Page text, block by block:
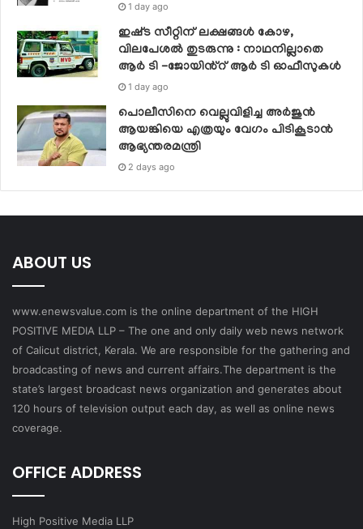
1 day ago
ഇഷ്‌ട സീറ്റിന് ലക്ഷങ്ങൾ കോഴ,
വിലപേശൽ തുടരുന്നു : നാഥനില്ലാതെ
ആർ ടി -ജോയിൻ്റ് ആർ ടി ഓഫീസുകൾ
1 day ago
പൊലീസിനെ വെല്ലുവിളിച്ച അര്‍ജുന്‍
ആയങ്കിയെ എത്രയും വേഗം പിടികൂടാന്‍
ആഭ്യന്തരമന്ത്രി
2 days ago
ABOUT US
www.enewsvalue.com is the online department of the HIGH
POSITIVE MEDIA LLP – The one and only daily web news network
of Calicut district, Kerala. We are responsible for the gathering and
broadcasting of news and current affairs.The department is the
state’s largest broadcast news organization and generates about
120 hours of television output each day, as well as online news
coverage.
OFFICE ADDRESS
High Positive Media LLP